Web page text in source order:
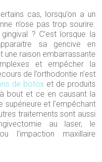
cas, lorsqu’on a un
n’ose pas trop sourire.
? C’est lorsque la
sa gencive en
une raison embarrassante
et empêcher la
de l’orthodontie n’est
de botox et de produits
bout et ce en causant la
supérieure et l’empêchant
traitements sont aussi
au laser, le
l’impaction maxillaire